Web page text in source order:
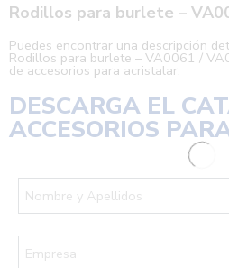
Rodillos para burlete –
Puedes encontrar una descripción
Rodillos para burlete – VA0061 /
de accesorios para acristalar.
DESCARGA EL
ACCESORIOS